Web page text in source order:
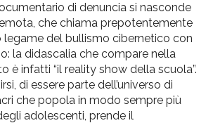
di denuncia si nasconde
che chiama prepotentemente
legame del bullismo cibernetico con
la didascalia che compare nella
è infatti “il reality show della scuola”.
di essere parte dell’universo di
che popola in modo sempre più
adolescenti, prende il